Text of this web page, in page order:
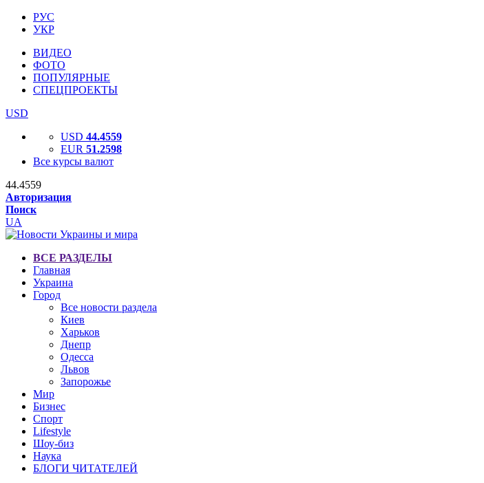
РУС
УКР
ВИДЕО
ФОТО
ПОПУЛЯРНЫЕ
СПЕЦПРОЕКТЫ
USD
USD 44.4559
EUR 51.2598
Все курсы валют
44.4559
Авторизация
Поиск
UA
ВСЕ РАЗДЕЛЫ
Главная
Украина
Город
Все новости раздела
Киев
Харьков
Днепр
Одесса
Львов
Запорожье
Мир
Бизнес
Спорт
Lifestyle
Шоу-биз
Наука
БЛОГИ ЧИТАТЕЛЕЙ